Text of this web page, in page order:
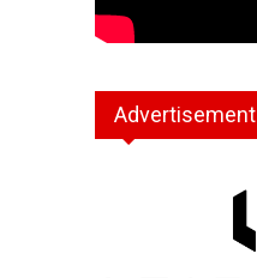
Advertisement